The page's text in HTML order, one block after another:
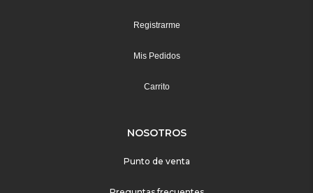
Registrarme
Mis Pedidos
Carrito
NOSOTROS
Punto de venta